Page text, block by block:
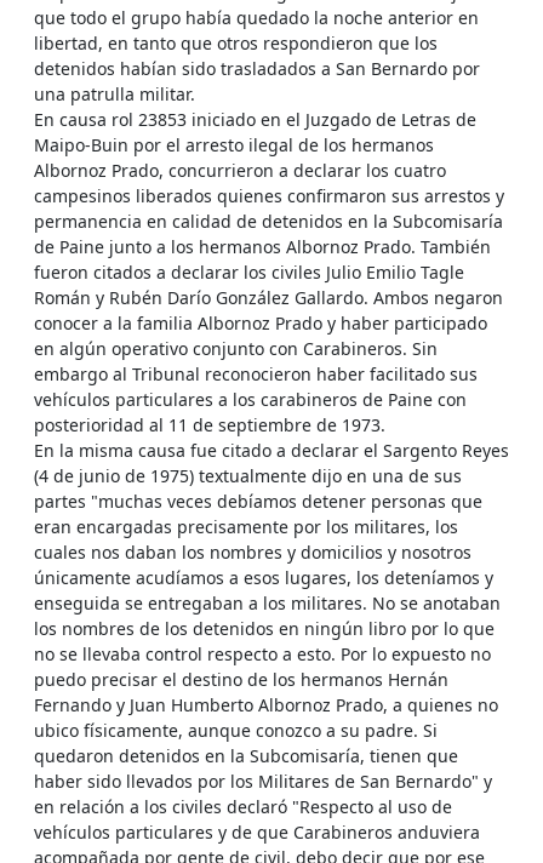
que todo el grupo había quedado la noche anterior en
libertad, en tanto que otros respondieron que los
detenidos habían sido trasladados a San Bernardo por
una patrulla militar.
En causa rol 23853 iniciado en el Juzgado de Letras de
Maipo-Buin por el arresto ilegal de los hermanos
Albornoz Prado, concurrieron a declarar los cuatro
campesinos liberados quienes confirmaron sus arrestos y
permanencia en calidad de detenidos en la Subcomisaría
de Paine junto a los hermanos Albornoz Prado. También
fueron citados a declarar los civiles Julio Emilio Tagle
Román y Rubén Darío González Gallardo. Ambos negaron
conocer a la familia Albornoz Prado y haber participado
en algún operativo conjunto con Carabineros. Sin
embargo al Tribunal reconocieron haber facilitado sus
vehículos particulares a los carabineros de Paine con
posterioridad al 11 de septiembre de 1973.
En la misma causa fue citado a declarar el Sargento Reyes
(4 de junio de 1975) textualmente dijo en una de sus
partes "muchas veces debíamos detener personas que
eran encargadas precisamente por los militares, los
cuales nos daban los nombres y domicilios y nosotros
únicamente acudíamos a esos lugares, los deteníamos y
enseguida se entregaban a los militares. No se anotaban
los nombres de los detenidos en ningún libro por lo que
no se llevaba control respecto a esto. Por lo expuesto no
puedo precisar el destino de los hermanos Hernán
Fernando y Juan Humberto Albornoz Prado, a quienes no
ubico físicamente, aunque conozco a su padre. Si
quedaron detenidos en la Subcomisaría, tienen que
haber sido llevados por los Militares de San Bernardo" y
en relación a los civiles declaró "Respecto al uso de
vehículos particulares y de que Carabineros anduviera
acompañada por gente de civil, debo decir que por ese